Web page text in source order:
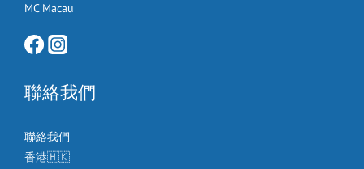
MC Macau
聯絡我們
聯絡我們
香港🇭🇰